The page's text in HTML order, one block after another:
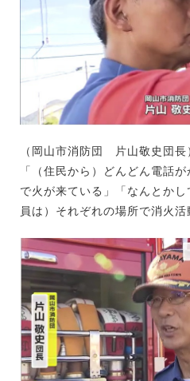
（岡山市消防団 片山敬史団長
「（住民から）どんどん電話
で火が来ている」「なんとか
員は）それぞれの場所で消火活